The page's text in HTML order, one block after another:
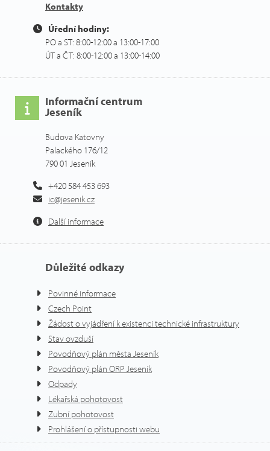
Kontakty
Úřední hodiny:
PO a ST: 8:00-12:00 a 13:00-17:00
ÚT a ČT: 8:00-12:00 a 13:00-14:00
Informační centrum
Jeseník
Budova Katovny
Palackého 176/12
790 01 Jeseník
+420 584 453 693
ic@jesenik.cz
Další informace
Důležité odkazy
Povinné informace
Czech Point
Žádost o vyjádření k existenci technické infrastruktury
Stav ovzduší
Povodňový plán města Jeseník
Povodňový plán ORP Jeseník
Odpady
Lékařská pohotovost
Zubní pohotovost
Prohlášení o přístupnosti webu